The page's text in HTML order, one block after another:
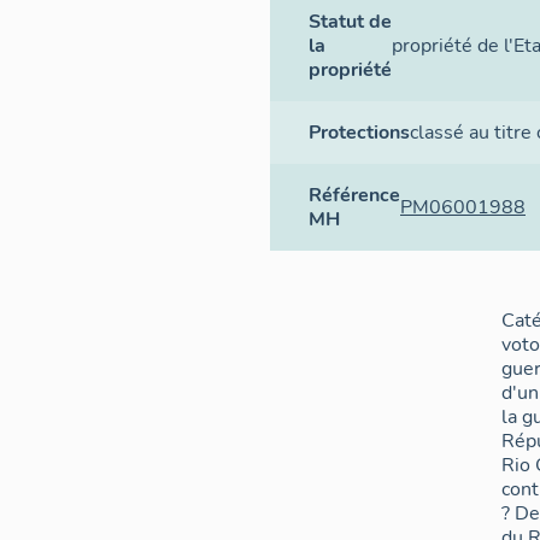
Statut de
la
propriété
propriété de
Protectionsclassé au titre
Référence
MH
PM06001988
la
Rio
?